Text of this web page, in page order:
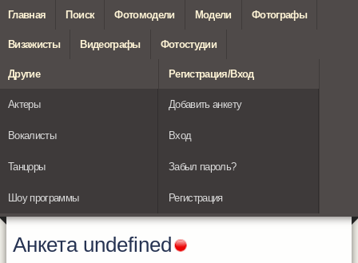
Главная Поиск Фотомодели Модели Фотографы
Визажисты Видеографы Фотостудии
Другие
Актеры
Вокалисты
Танцоры
Шоу программы
Регистрация/Вход
Добавить анкету
Вход
Забыл пароль?
Регистрация
Анкета undefined